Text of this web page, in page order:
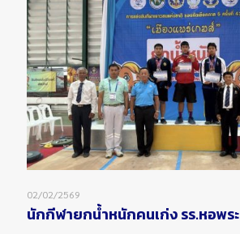
02/02/2569
นักกีฬายกน้ำหนักคนเก่ง รร.หอพระ